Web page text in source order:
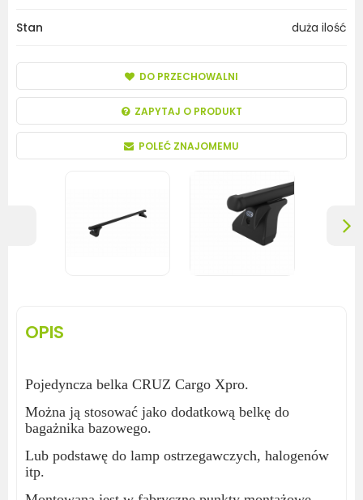
Stan duża ilość
DO PRZECHOWALNI
ZAPYTAJ O PRODUKT
POLEĆ ZNAJOMEMU
OPIS
Pojedyncza belka CRUZ Cargo Xpro.
Można ją stosować jako dodatkową belkę do
bagażnika bazowego.
Lub podstawę do lamp ostrzegawczych, halogenów
itp.